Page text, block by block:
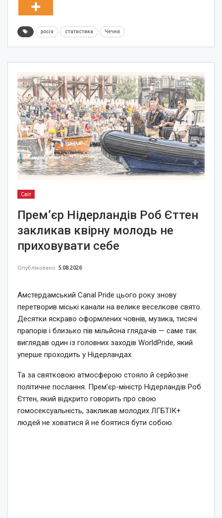
росія статистика Чечня
Світ
Прем’єр Нідерландів Роб Єттен
закликав квірну молодь не
приховувати себе
Опубліковано 5.08.2026
Амстердамський Canal Pride цього року знову
перетворив міські канали на велике веселкове свято.
Десятки яскраво оформлених човнів, музика, тисячі
прапорів і близько пів мільйона глядачів — саме так
виглядав один із головних заходів WorldPride, який
уперше проходить у Нідерландах.
Та за святковою атмосферою стояло й серйозне
політичне послання. Прем’єр-міністр Нідерландів Роб
Єттен, який відкрито говорить про свою
гомосексуальність, закликав молодих ЛГБТІК+
людей не ховатися й не боятися бути собою.